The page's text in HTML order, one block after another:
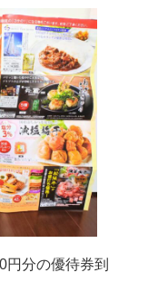
分の優待券到